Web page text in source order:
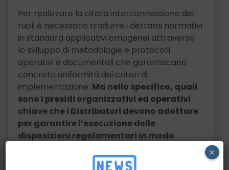
Per realizzare la citata interconnessione dei
ruoli è necessario tradurre i dettami normativi
in standard applicativi omogenei attraverso
lo sviluppo di metodologie e protocolli
operativi e documentali che garantiscano
concreta uniformità dei criteri di
implementazione. Ma nello specifico, quali
sono i presidi organizzativi ed operativi
chiave che i Distributori devono adottare
per garantire l’esecuzione delle
disposizioni regolamentari in modo
vendita che in quella di post-vendita?
×